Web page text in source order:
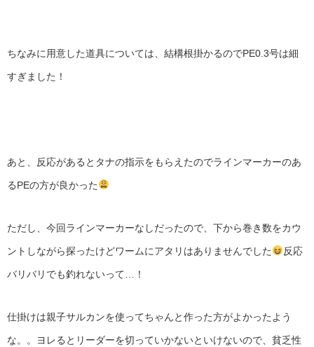
ちなみに用意した道具については、結構根掛かるのでPE0.3号は細
すぎました！
あと、反応があるとタナの指示をもらえたのでラインマーカーのあ
るPEの方が良かった
ただし、今回ラインマーカーなしだったので、下から巻き数をカウ
ントしながら探ったけどワームにアタリはありませんでした 反応
バリバリでも釣れないって…！
仕掛けは親子サルカンを使ってちゃんと作った方がよかったよう
な。。ヨレるとリーダーを切っていかないといけないので、貧乏性